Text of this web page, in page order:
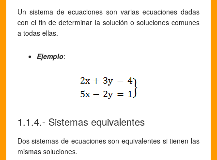
Un sistema de ecuaciones son varias ecuaciones dadas
con el fin de determinar la solución o soluciones comunes
a todas ellas.
Ejemplo:
1.1.4.- Sistemas equivalentes
Dos sistemas de ecuaciones son equivalentes si tienen las
mismas soluciones.